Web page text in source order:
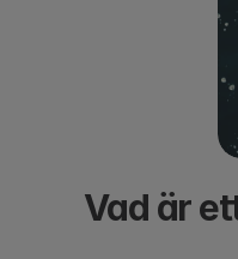
Vad är